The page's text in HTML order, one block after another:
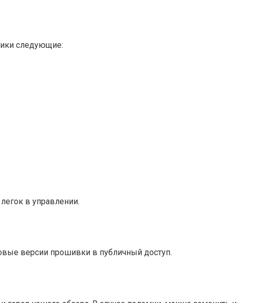
следующие:
в управлении.
версии прошивки в публичный доступ.